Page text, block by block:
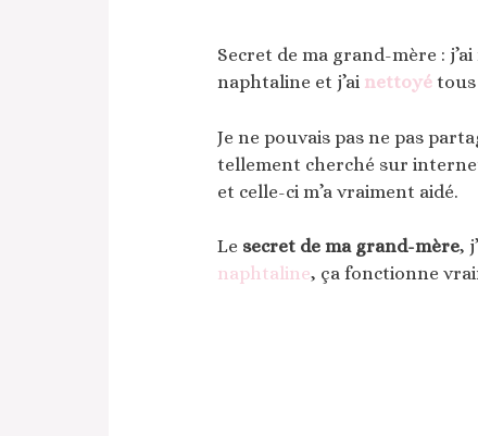
Secret de ma grand-mère :
naphtaline et j’ai nettoyé tous
Je ne pouvais pas ne pas
tellement cherché sur
et celle-ci m’a vraiment aidé.
Le secret de ma grand-mère,
naphtaline, ça fonctionne